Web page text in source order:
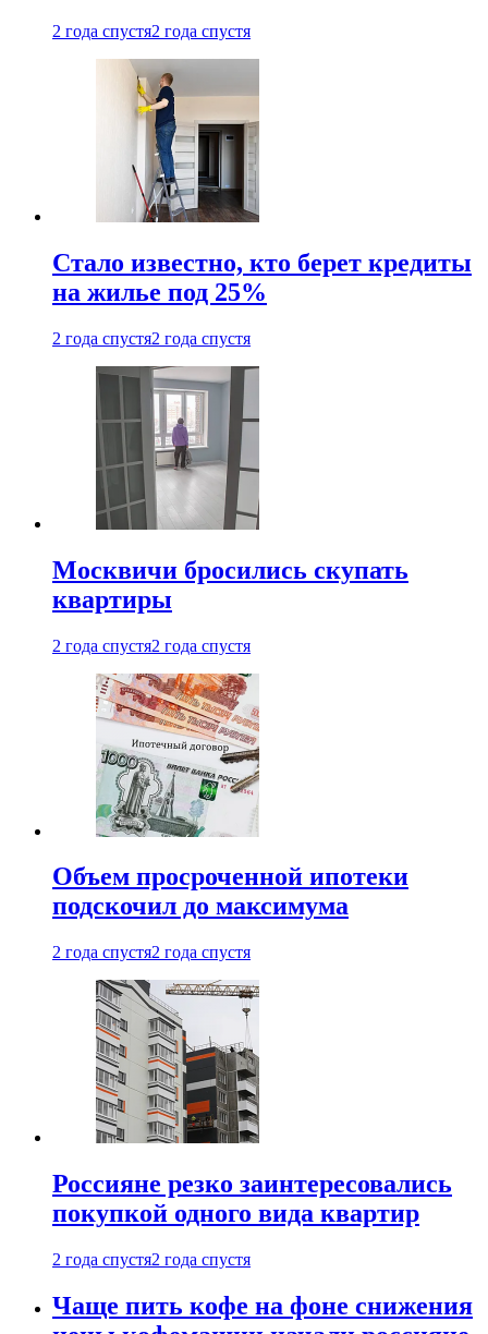
2 года спустя2 года спустя
Стало известно, кто берет кредиты
на жилье под 25%
2 года спустя2 года спустя
Москвичи бросились скупать
квартиры
2 года спустя2 года спустя
Объем просроченной ипотеки
подскочил до максимума
2 года спустя2 года спустя
Россияне резко заинтересовались
покупкой одного вида квартир
2 года спустя2 года спустя
Чаще пить кофе на фоне снижения